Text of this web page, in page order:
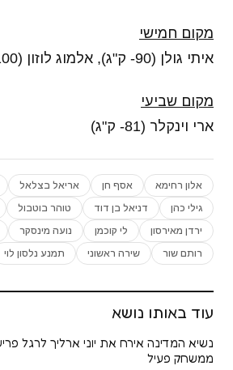
מקום חמישי
איתי גולן (90- ק"ג), אלמוג לוזון (100- ק"ג)
מקום שביעי
ארי וינקלר (81- ק"ג)
אלון רחימא אסף חן אריאל בצלאל
גילי כהן
דניאל בן דוד טוהר בוטבול
ירדן מאירסון
לי קוכמן נועה מינסקר
רותם שור
שירה ראשוני תמנע נלסון לוי
עוד באותו נושא
נשיא המדינה אירח את יוני ארליך לרגל
ממשחק פעיל